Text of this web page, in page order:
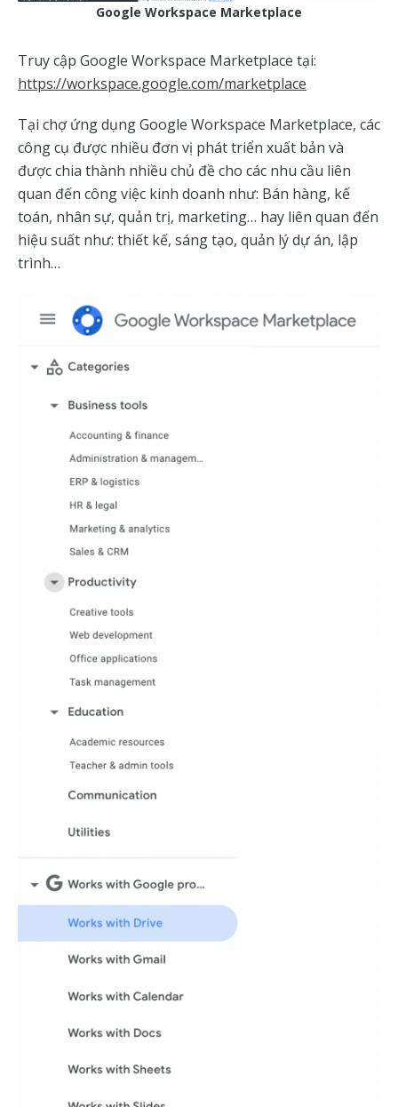
Google Workspace Marketplace
Truy cập Google Workspace Marketplace tại: ​​
https://workspace.google.com/marketplace
Tại chợ ứng dụng Google Workspace Marketplace, các
công cụ được nhiều đơn vị phát triển xuất bản và
được chia thành nhiều chủ đề cho các nhu cầu liên
quan đến công việc kinh doanh như: Bán hàng, kế
toán, nhân sự, quản trị, marketing… hay liên quan đến
hiệu suất như: thiết kế, sáng tạo, quản lý dự án, lập
trình…